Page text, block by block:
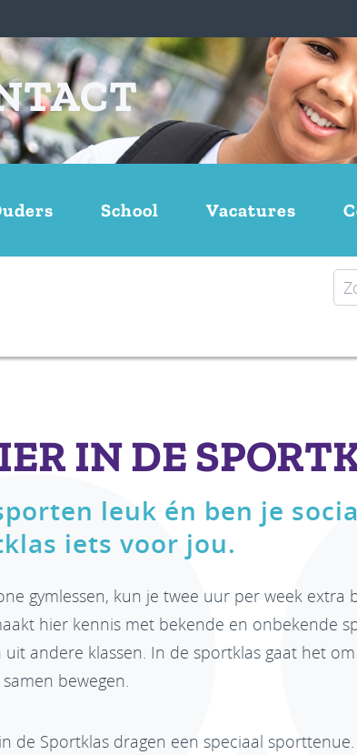
School Vacatures
IN DE
leuk én ben je
iets voor jou.
gymlessen, kun je twee uur per week extra
hier kennis met bekende en onbekende
uit andere klassen. In de sportklas gaat het
bewegen.
de Sportklas dragen een speciaal